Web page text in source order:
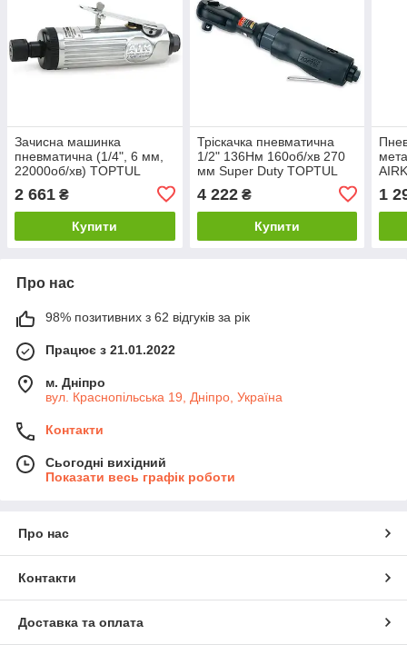
Зачисна машинка
пневматична (1/4", 6 мм,
22000об/хв) TOPTUL
2 661 ₴
Купити
Тріскачка пневматична
1/2" 136Нм 160об/хв 270
мм Super Duty TOPTUL
4 222₴
Купити
1
Про нас
98% позитивних з 62 відгуків за рік
Працює з 21.01.2022
м. Дніпро
вул. Краснопільська 19, Дніпро, Україна
Контакти
Сьогодні вихідний
Показати весь графік роботи
Про нас
Контакти
Доставка та оплата